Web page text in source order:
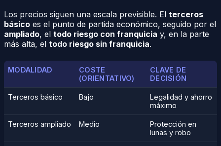
Los precios siguen una escala previsible. El terceros
básico es el punto de partida económico, seguido por el
ampliado, el todo riesgo con franquicia y, en la parte
más alta, el todo riesgo sin franquicia.
MODALIDAD
COSTE
(ORIENTATIVO)
CLAVE DE
DECISIÓN
Terceros básico Bajo
Legalidad y ahorro
máximo
Terceros ampliado Medio
Protección en
lunas y robo